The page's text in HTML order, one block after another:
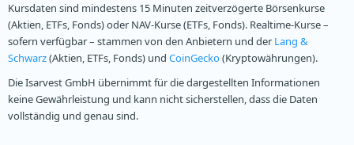
Kursdaten sind mindestens 15 Minuten zeitverzögerte Börsenkurse
(Aktien, ETFs, Fonds) oder NAV-Kurse (ETFs, Fonds). Realtime-Kurse –
sofern verfügbar – stammen von den Anbietern und der Lang &
Schwarz(Aktien, ETFs, Fonds) und CoinGecko(Kryptowährungen).
Die Isarvest GmbH übernimmt für die dargestellten Informationen
keine Gewährleistung und kann nicht sicherstellen, dass die Daten
vollständig und genau sind.